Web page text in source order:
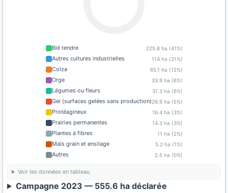
Blé tendre 225.8 ha (41%)
Autres cultures industrielles 114 ha (21%)
Colza 65.1 ha (12%)
Orge 33.9 ha (6%)
Légumes ou fleurs 31.3 ha (6%)
Gel (surfaces gelées sans production)26.9 ha (5%)
Protéagineux 16.4 ha (3%)
Prairies permanentes 14.3 ha (3%)
Plantes à fibres 11 ha (2%)
Maïs grain et ensilage 5.2 ha (1%)
Autres 2.5 ha (0%)
Voir les données en tableau
Campagne 2023 — 555.6 ha déclarée